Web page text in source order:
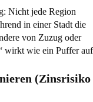
Nicht jede Region
in einer Stadt die
von Zuzug oder
wirkt wie ein Puffer auf
(Zinsrisiko